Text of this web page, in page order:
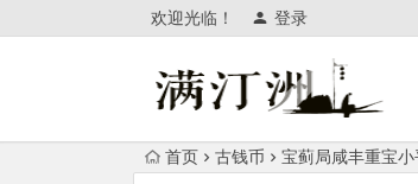
欢迎光临！ 登录
首页 古钱币 宝蓟局咸丰重宝小